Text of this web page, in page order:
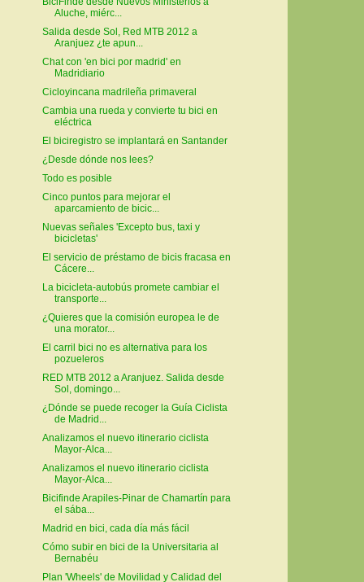
Aluche, miérc...
Salida desde Sol, Red MTB 2012 a
Aranjuez ¿te apun...
Chat con 'en bici por madrid' en
Madridiario
Cicloyincana madrileña primaveral
Cambia una rueda y convierte tu bici en
eléctrica
El biciregistro se implantará en Santander
¿Desde dónde nos lees?
Todo es posible
Cinco puntos para mejorar el
aparcamiento de bicic...
Nuevas señales 'Excepto bus, taxi y
bicicletas'
El servicio de préstamo de bicis fracasa en
Cácere...
La bicicleta-autobús promete cambiar el
transporte...
¿Quieres que la comisión europea le de
una morator...
El carril bici no es alternativa para los
pozueleros
RED MTB 2012 a Aranjuez. Salida desde
Sol, domingo...
¿Dónde se puede recoger la Guía Ciclista
de Madrid...
Analizamos el nuevo itinerario ciclista
Mayor-Alca...
Analizamos el nuevo itinerario ciclista
Mayor-Alca...
Bicifinde Arapiles-Pinar de Chamartín para
el sába...
Madrid en bici, cada día más fácil
Cómo subir en bici de la Universitaria al
Bernabéu
Plan 'Wheels' de Movilidad y Calidad del